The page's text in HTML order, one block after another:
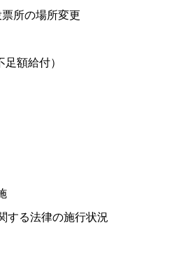
所の場所変更
額給付）
する法律の施行状況